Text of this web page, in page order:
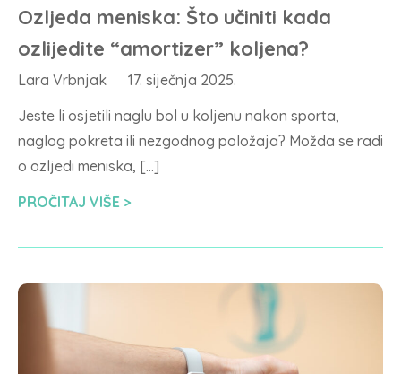
Ozljeda meniska: Što učiniti kada
ozlijedite “amortizer” koljena?
Lara Vrbnjak
17. siječnja 2025.
Jeste li osjetili naglu bol u koljenu nakon sporta,
naglog pokreta ili nezgodnog položaja? Možda se radi
o ozljedi meniska, […]
PROČITAJ VIŠE